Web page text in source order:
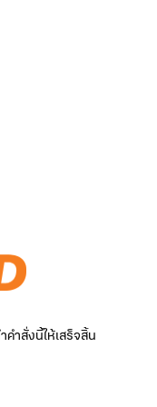
ำสั่งนี้ให้เสร็จสิ้น